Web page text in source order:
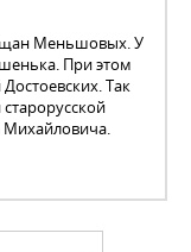
Меньшовых. У
При этом
Так
Михайловича.